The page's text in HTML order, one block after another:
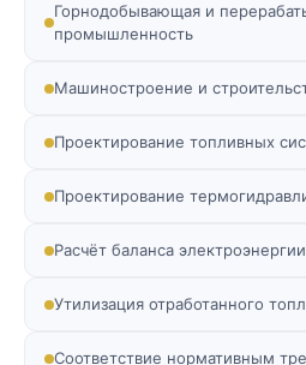
Горнодобывающая и
промышленность
Машиностроение и
Проектирование топливных
Проектирование
Расчёт баланса электроэнергии
Утилизация отработанного
Соответствие нормативным